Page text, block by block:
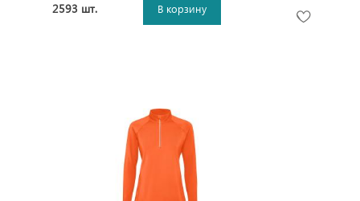
2593 шт. В корзину